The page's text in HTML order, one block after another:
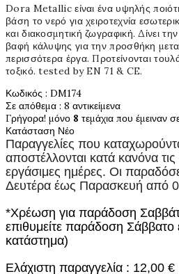
Dora Metallic είναι ένα υψηλής
βάση το νερό για χειροτεχνία
και διακοσμητική ζωγραφική. Δίνει
βαφή κάλυψης για την προσθήκη
περισσότερα έργα. Προτείνονται
τοξικό. tested by EN 71 & CE.
Κωδικός : DM174
Σε απόθεμα : 8 αντικείμενα
Γρήγορα! μόνο 8 τεμάχια που έμειναν
Κατάσταση Νέο
Παραγγελίες που
αποστέλλονται κατά κανόνα
εργάσιμες ημέρες. Οι
Δευτέρα έως Παρασκευή από
*Χρέωση για παράδοση
επιθυμείτε παράδοση Σάββατο
κατάστημα)
Ελάχιστη παραγγελία : 12,00 €